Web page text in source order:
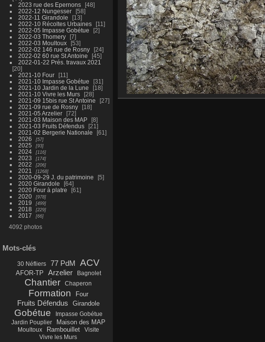
2023 rue des Epernons
48
2022-12 Nungesser
58
2022-11 Girandole
13
2022-10 Récoltes Urbaines
11
2022-05 Impasse Gobétue
2
2022-03 Thomery
7
2022-03 Moultoux
53
2022-02 146 rue de Rosny
24
2022-02 60 rue St Antoine
45
2022-01-22 Prés. travaux 2021
20
2021-10 Four
11
2021-10 Impasse Gobétue
31
2021-10 Jardin de la Lune
18
2021-10 Vivre les Murs
28
2021-09 15bis rue St Antoine
27
2021-09 rue de Rosny
18
2021-05 Arzelier
72
2021-03 Maison des MAP
8
2021-03 Fruits Défendus
21
2021-02 Bergerie Nationale
61
2026
57
2025 93
2024 116
2023 174
2022 206
2021 1268
2020-09-29 J. du patrimoine
5
2020 Girandole
64
2020 Four à platre
61
2020
978
2019 499
2018 229
2017 66
4092 photos
Mots-clés
30 Néfliers 77 PdM ACV
AFOR-TP Arzelier Bagnolet
Chantier Chaperon
Formation Four
Fruits Défendus Girandole
Gobétue
Impasse Gobétue
Jardin Pouplier
Maison des MAP
Moultoux Rambouillet
Visite
Vivre les Murs